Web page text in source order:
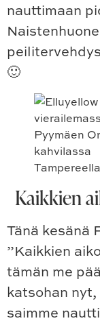
nauttimaan
🙂
Kaikkien
Tänä kesänä
”Kaikkien
tämän me
katsohan
saimme